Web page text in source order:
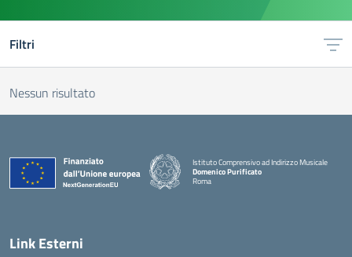
Filtri
Nessun risultato
Istituto Comprensivo ad Indirizzo Musicale
Domenico Purificato
Roma
Link Esterni